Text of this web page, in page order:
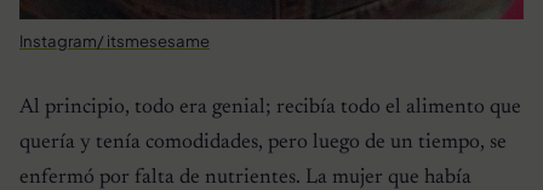
Instagram/ itsmesesame
Al principio, todo era genial; recibía todo el alimento que
quería y tenía comodidades, pero luego de un tiempo, se
enfermó por falta de nutrientes. La mujer que había